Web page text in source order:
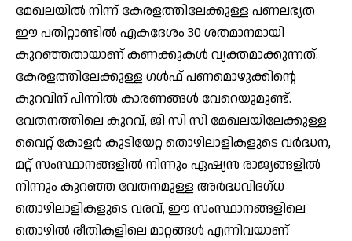
മേഖലയില്‍ നിന്ന് കേരളത്തിലേക്കുള്ള പണലഭ്യത
ഈ പതിറ്റാണ്ടില്‍ ഏകദേശം 30 ശതമാനമായി
കുറഞ്ഞതായാണ് കണക്കുകള്‍ വ്യക്തമാക്കുന്നത്.
കേരളത്തിലേക്കുള്ള ഗള്‍ഫ് പണമൊഴുക്കിന്റെ
കുറവിന് പിന്നില്‍ കാരണങ്ങള്‍ വേറെയുമുണ്ട്.
വേതനത്തിലെ കുറവ്, ജി സി സി മേഖലയിലേക്കുള്ള
വൈറ്റ് കോളര്‍ കുടിയേറ്റ തൊഴിലാളികളുടെ വര്‍ദ്ധന,
മറ്റ് സംസ്ഥാനങ്ങളില്‍ നിന്നും ഏഷ്യന്‍ രാജ്യങ്ങളില്‍
നിന്നും കുറഞ്ഞ വേതനമുള്ള അര്‍ദ്ധവിദഗ്ധ
തൊഴിലാളികളുടെ വരവ്, ഈ സംസ്ഥാനങ്ങളിലെ
തൊഴില്‍ രീതികളിലെ മാറ്റങ്ങള്‍ എന്നിവയാണ്